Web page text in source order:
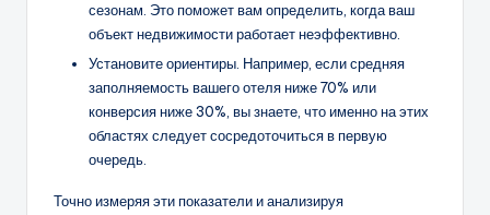
сезонам. Это поможет вам определить, когда ваш
объект недвижимости работает неэффективно.
Установите ориентиры. Например, если средняя
заполняемость вашего отеля ниже 70% или
конверсия ниже 30%, вы знаете, что именно на этих
областях следует сосредоточиться в первую
очередь.
Точно измеряя эти показатели и анализируя